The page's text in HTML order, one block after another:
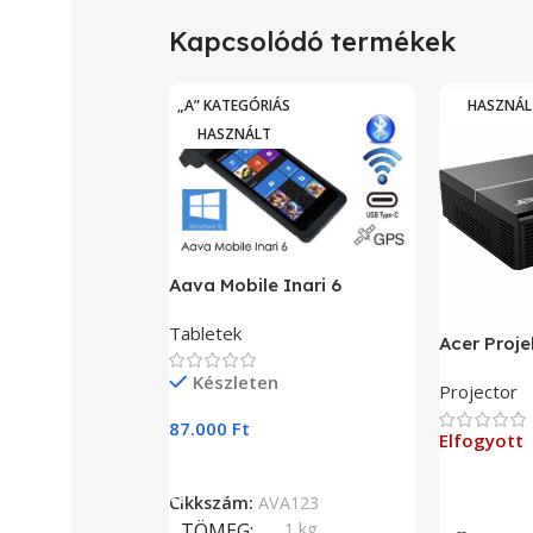
Kapcsolódó termékek
„A” KATEGÓRIÁS
HASZNÁLT
Aava Mobile Inari 6
Tabletek
Készleten
87.000 Ft
Cikkszám: AVA123
Acer
Projector
Elfogyott